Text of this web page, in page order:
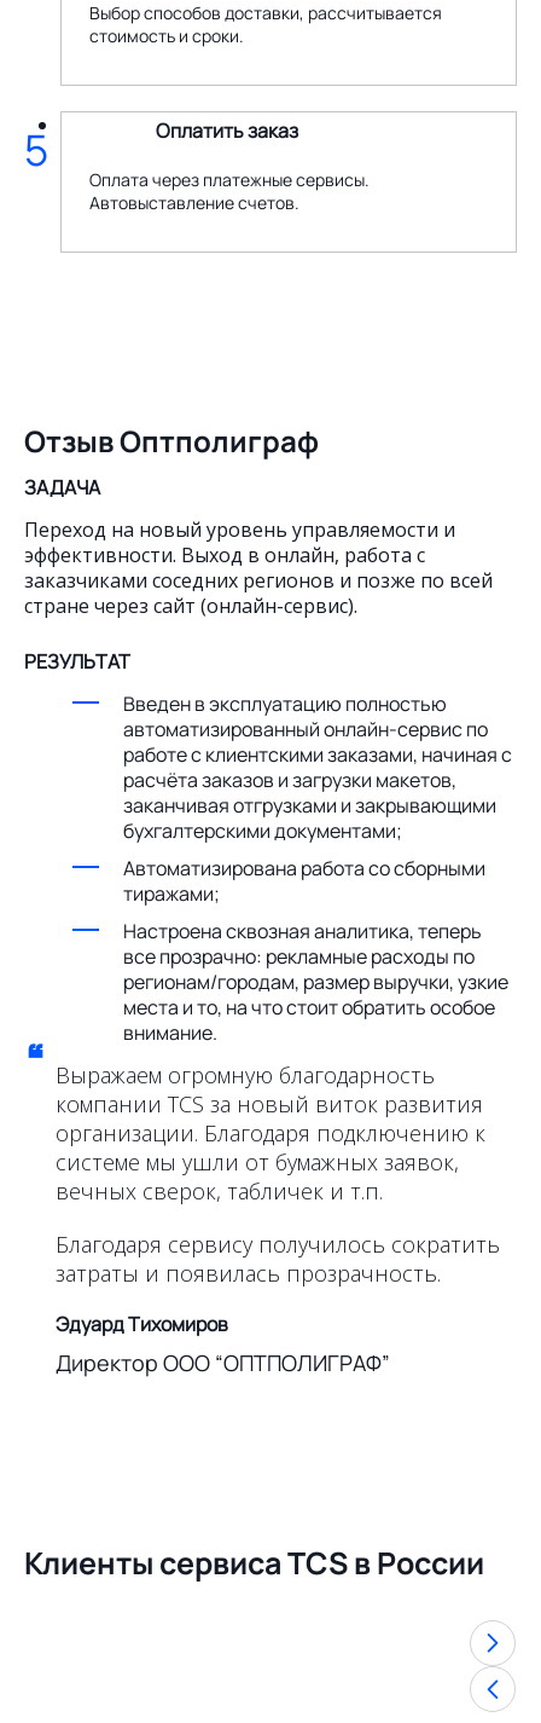
Выбор способов доставки, рассчитывается
стоимость и сроки.
Оплатить заказ
Оплата через платежные сервисы.
Автовыставление счетов.
5
Отзыв Оптполиграф
ЗАДАЧА
Переход на новый уровень управляемости и
эффективности. Выход в онлайн, работа с
заказчиками соседних регионов и позже по всей
стране через сайт (онлайн-сервис).
РЕЗУЛЬТАТ
Введен в эксплуатацию полностью
автоматизированный онлайн-сервис по
работе с клиентскими заказами, начиная с
расчёта заказов и загрузки макетов,
заканчивая отгрузками и закрывающими
бухгалтерскими документами;
Автоматизирована работа со сборными
тиражами;
Настроена сквозная аналитика, теперь
все прозрачно: рекламные расходы по
регионам/городам, размер выручки, узкие
места и то, на что стоит обратить особое
внимание.
“ Выражаем огромную благодарность
компании TCS за новый виток развития
организации. Благодаря подключению к
системе мы ушли от бумажных заявок,
вечных сверок, табличек и т.п.
Благодаря сервису получилось сократить
затраты и появилась прозрачность.
Эдуард Тихомиров
Директор ООО “ОПТПОЛИГРАФ”
Клиенты сервиса TCS в России